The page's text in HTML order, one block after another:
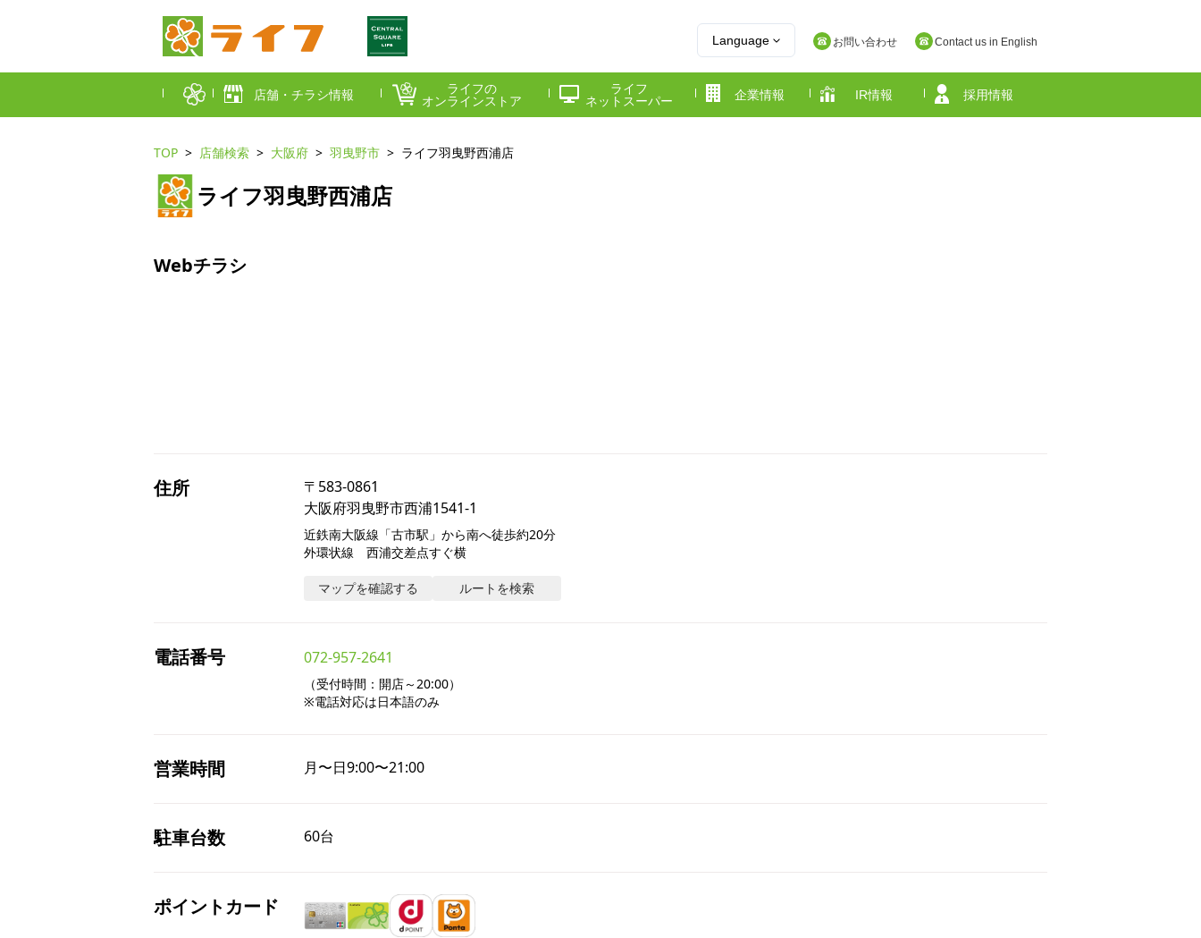
Language お問い合わせ Contact us in English
店舗・チラシ情報
東京都 埼玉県
大阪市
ライフの
オンラインストア
ライフ
ネットスーパー
企業情報 IR情報 採用情報
TOP 店舗検索 大阪府 羽曳野市 ライフ羽曳野西浦店
ライフ羽曳野西浦店
Webチラシ
住所 〒 583-0861
大阪府羽曳野市西浦1541-1
近鉄南大阪線「古市駅」から南へ徒歩約20分
外環状線　西浦交差点すぐ横
マップを確認する ルートを検索
電話番号 072-957-2641
（受付時間：開店～20:00）
※電話対応は日本語のみ
営業時間 月〜日9:00〜21:00
駐車台数 60台
ポイントカード